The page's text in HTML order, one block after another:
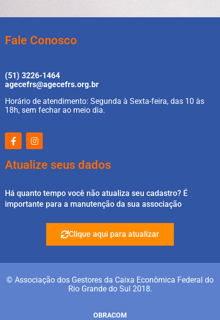
Fale Conosco
(51) 3226-1464
agecefrs@agecefrs.org.br
Horário de atendimento: Segunda à Sexta-feira, das 10 às
18h, sem fechar ao meio dia.
Atualize seus dados
Há quanto tempo você não atualiza seu cadastro? É
importante para a manutenção da sua associação
Clique aqui para atualizar
© Associação dos Gestores da Caixa Econômica Federal do
Rio Grande do Sul 2018.
OBRACOM